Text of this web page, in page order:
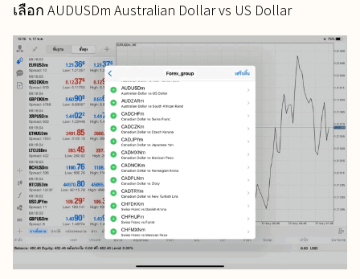
เลือก AUDUSDm Australian Dollar vs US Dollar